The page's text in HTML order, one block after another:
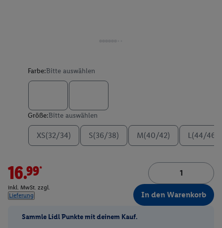
Farbe:Bitte auswählen
Größe:Bitte auswählen
XS(32/34) S(36/38) M(40/42) L(44/46)
16.99*
inkl. MwSt. zzgl.
Lieferung
In den Warenkorb
Sammle Lidl Punkte mit deinem Kauf.